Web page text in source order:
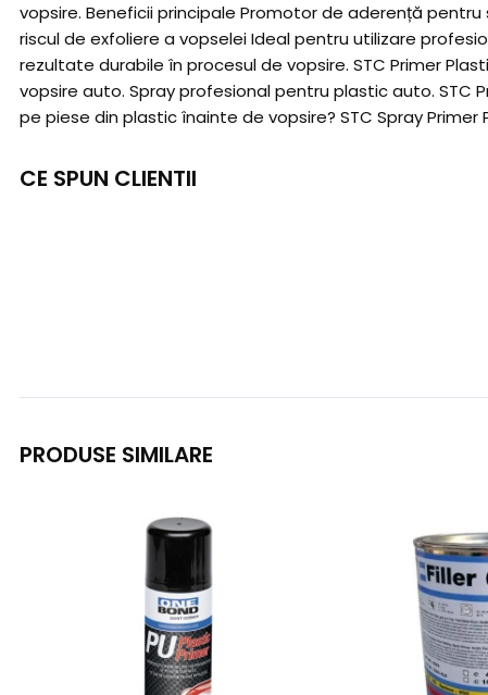
vopsire. Beneficii principale Promotor de aderență
riscul de exfoliere a vopselei Ideal pentru utilizare
rezultate durabile în procesul de vopsire. STC Primer
vopsire auto. Spray profesional pentru plastic auto.
pe piese din plastic înainte de vopsire? STC Spray
CE SPUN CLIENTII
PRODUSE SIMILARE